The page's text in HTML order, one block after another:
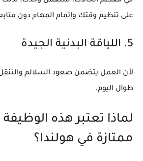
على تنظيم وقتك وإتمام المهام دون
5. اللياقة البدنية الجيدة
لأن العمل يتضمن صعود السلالم
طوال اليوم.
لماذا تعتبر هذه
ممتازة في هولندا؟